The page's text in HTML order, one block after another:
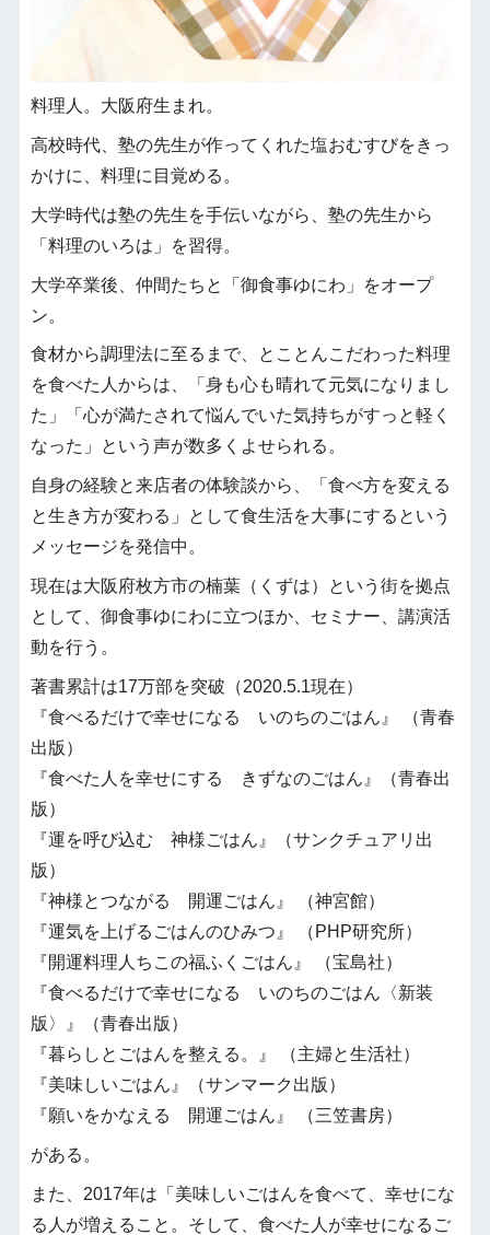
料理人。大阪府生まれ。
高校時代、塾の先生が作ってくれた塩おむすびをきっ
かけに、料理に目覚める。
大学時代は塾の先生を手伝いながら、塾の先生から
「料理のいろは」を習得。
大学卒業後、仲間たちと「御食事ゆにわ」をオープ
ン。
食材から調理法に至るまで、とことんこだわった料理
を食べた人からは、「身も心も晴れて元気になりまし
た」「心が満たされて悩んでいた気持ちがすっと軽く
なった」という声が数多くよせられる。
自身の経験と来店者の体験談から、「食べ方を変える
と生き方が変わる」として食生活を大事にするという
メッセージを発信中。
現在は大阪府枚方市の楠葉（くずは）という街を拠点
として、御食事ゆにわに立つほか、セミナー、講演活
動を行う。
著書累計は17万部を突破（2020.5.1現在）
『食べるだけで幸せになる いのちのごはん』 （青春
出版）
『食べた人を幸せにする きずなのごはん』（青春出
版）
『運を呼び込む 神様ごはん』（サンクチュアリ出
版）
『神様とつながる 開運ごはん』 （神宮館）
『運気を上げるごはんのひみつ』 （PHP研究所）
『開運料理人ちこの福ふくごはん』 （宝島社）
『食べるだけで幸せになる いのちのごはん〈新装
版〉』（青春出版）
『暮らしとごはんを整える。』 （主婦と生活社）
『美味しいごはん』（サンマーク出版）
『願いをかなえる 開運ごはん』 （三笠書房）
がある。
また、2017年は「美味しいごはんを食べて、幸せにな
る人が増えること。そして、食べた人が幸せになるご